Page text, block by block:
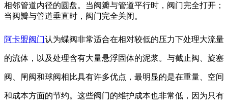
相邻管道内径的圆盘。当阀瓣与管道平行时，阀门完全打开；
当阀瓣与管道垂直时，阀门完全关闭。
阿卡盟阀门认为蝶阀非常适合在相对较低的压力下处理大流量
的流体，以及处理含有大量悬浮固体的泥浆。与截止阀、旋塞
阀、闸阀和球阀相比具有许多优点，最明显的是在重量、空间
和成本方面的节约。这些阀门的维护成本也非常低，因为只有